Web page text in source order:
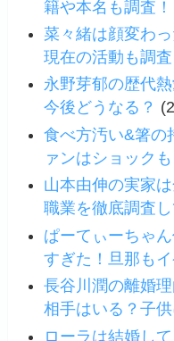
籍や本名も調査！
菜々緒は顔変わ
現在の活動も調査
永野芽郁の歴代
今後どうなる？
食べ方汚い&箸の
ァンはショックも
山本由伸の実家
職業を徹底調査
ぱーてぃーちゃ
すぎた！旦那もイ
長谷川潤の離婚
相手はいる？子
ローラは結婚し